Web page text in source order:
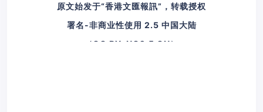
原文始发于“香港文匯報訊”，转载授权
署名-非商业性使用 2.5 中国大陆
（CC BY-NC2.5 CN）